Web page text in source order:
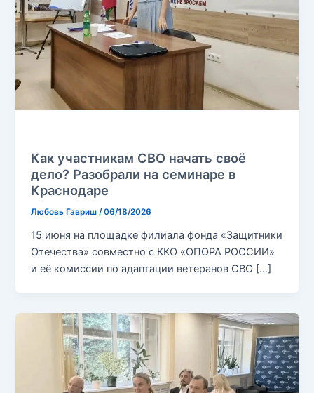
Как участникам СВО начать своё
дело? Разобрали на семинаре в
Краснодаре
Любовь Гавриш/06/18/2026
15 июня на площадке филиала фонда «Защитники
Отечества» совместно с ККО «ОПОРА РОССИИ»
и её комиссии по адаптации ветеранов СВО […]